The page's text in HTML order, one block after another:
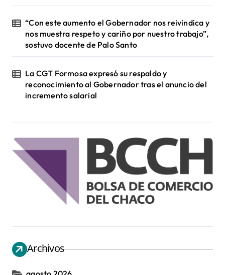
“Con este aumento el Gobernador nos reivindica y
nos muestra respeto y cariño por nuestro trabajo”,
sostuvo docente de Palo Santo
La CGT Formosa expresó su respaldo y
reconocimiento al Gobernador tras el anuncio del
incremento salarial
Archivos